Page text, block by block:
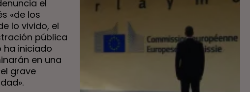
el
«de los
lo vivido, el
pública
ha iniciado
en una
grave